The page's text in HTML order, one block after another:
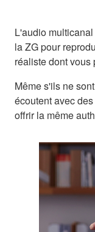
L'audio
la ZG pour
réaliste dont vous
Même s'ils ne
écoutent avec
offrir la même